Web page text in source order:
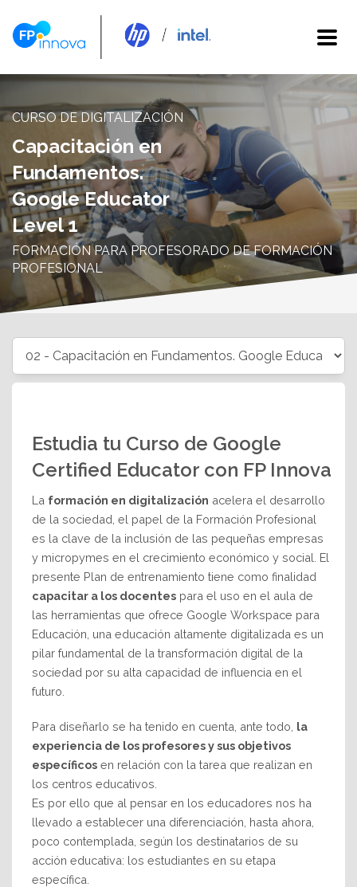
CURSO DE DIGITALIZACIÓN
Capacitación en
Fundamentos.
Google Educator
Level 1
FORMACIÓN PARA PROFESORADO DE FORMACIÓN
PROFESIONAL
Estudia tu Curso de Google
Certified Educator con FP Innova
La formación en digitalización acelera el desarrollo
de la sociedad, el papel de la Formación Profesional
es la clave de la inclusión de las pequeñas empresas
y micropymes en el crecimiento económico y social. El
presente Plan de entrenamiento tiene como finalidad
capacitar a los docentes para el uso en el aula de
las herramientas que ofrece Google Workspace para
Educación, una educación altamente digitalizada es un
pilar fundamental de la transformación digital de la
sociedad por su alta capacidad de influencia en el
futuro.
Para diseñarlo se ha tenido en cuenta, ante todo, la
experiencia de los profesores y sus objetivos
específicos en relación con la tarea que realizan en
los centros educativos.
Es por ello que al pensar en los educadores nos ha
llevado a establecer una diferenciación, hasta ahora,
poco contemplada, según los destinatarios de su
acción educativa: los estudiantes en su etapa
específica.